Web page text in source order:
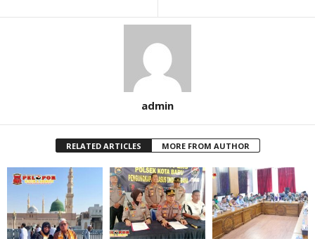
admin
RELATED ARTICLES MORE FROM AUTHOR